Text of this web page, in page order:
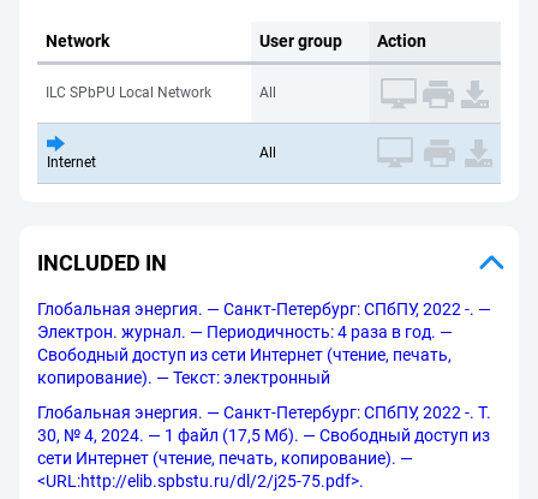
Network User group Action
ILC SPbPU Local Network All
Internet
All
INCLUDED IN
Глобальная энергия. — Санкт-Петербург: СПбПУ, 2022 -. —
Электрон. журнал. — Периодичность: 4 раза в год. —
Свободный доступ из сети Интернет (чтение, печать,
копирование). — Текст: электронный
Глобальная энергия. — Санкт-Петербург: СПбПУ, 2022 -. Т.
30, № 4, 2024. — 1 файл (17,5 Мб). — Свободный доступ из
сети Интернет (чтение, печать, копирование). —
<URL:http://elib.spbstu.ru/dl/2/j25-75.pdf>.